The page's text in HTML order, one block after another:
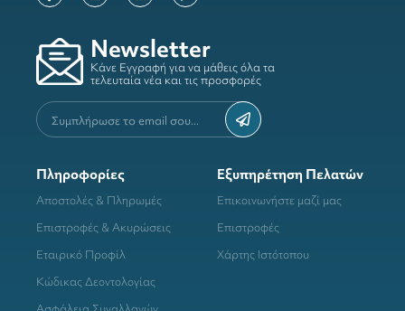
Newsletter
Κάνε Εγγραφή για να μάθεις όλα τα
τελευταία νέα και τις προσφορές
Πληροφορίες
Αποστολές & Πληρωμές
Επιστροφές & Ακυρώσεις
Εταιρικό Προφίλ
Κώδικας Δεοντολογίας
Εξυπηρέτηση Πελατών
Επικοινωνήστε μαζί μας
Επιστροφές
Χάρτης Ιστότοπου